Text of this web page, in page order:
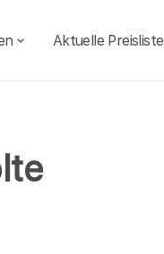
Aktuelle Preisliste